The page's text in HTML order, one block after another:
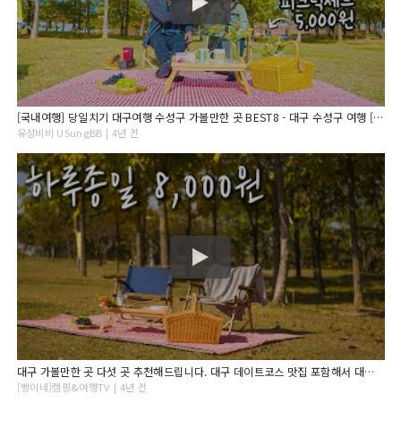
[국내여행] 당일치기 대구여행 수성구 가볼만한 곳 BEST8 - 대구 수성구 여행 [구독자이벤트] (ft. 수성구관광정보체험센터)
유성비비 USungBB | 4년 전
대구 가볼만한 곳 다섯 곳 추천해드립니다. 대구 데이트코스 맛집 포함해서 대구 수성곳 여행지를 찾으신다면 꼭 봐보시기 바랍니다.
[빵이네]캠핑&여행TV | 4년 전